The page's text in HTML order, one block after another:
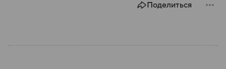
Поделиться